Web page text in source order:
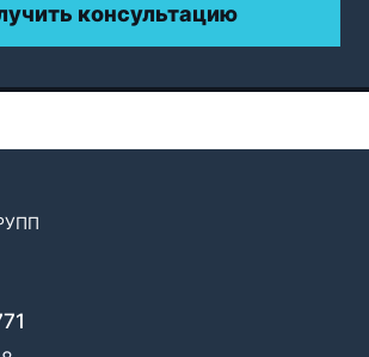
консультацию